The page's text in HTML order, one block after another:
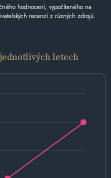
hodnocení, vypočítaného na
recenzí z různých zdrojů.
letech